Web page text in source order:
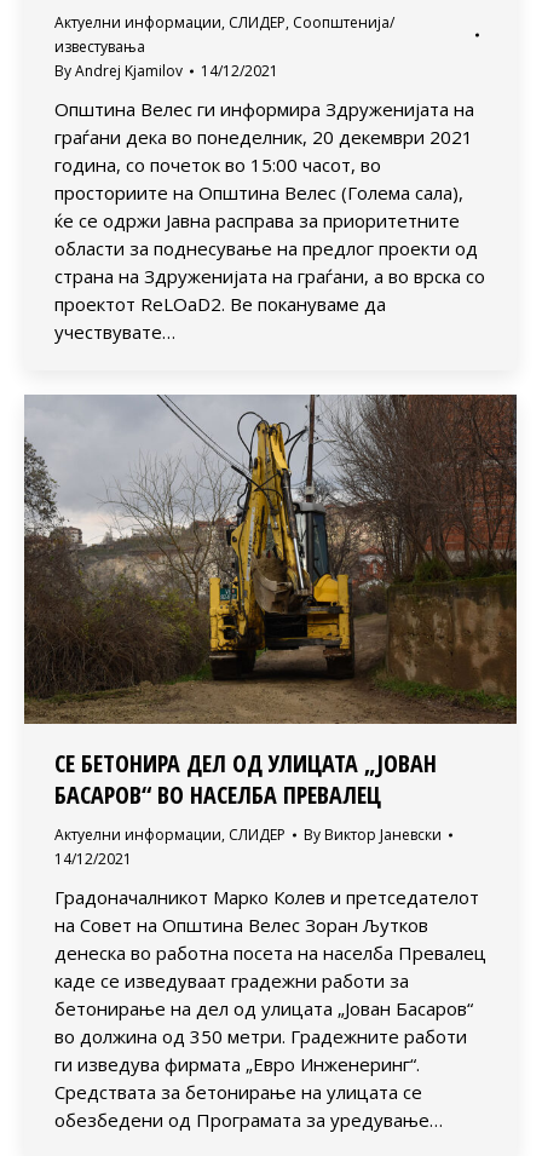
Актуелни информации, СЛИДЕР, Соопштенија/
известувања
ByAndrej Kjamilov 14/12/2021
Општина Велес ги информира Здруженијата на
граѓани дека во понеделник, 20 декември 2021
година, со почеток во 15:00 часот, во
просториите на Општина Велес (Голема сала),
ќе се одржи Јавна расправа за приоритетните
области за поднесување на предлог проекти од
страна на Здруженијата на граѓани, а во врска со
проектот ReLOaD2. Ве покануваме да
учествувате…
СЕ БЕТОНИРА ДЕЛ ОД УЛИЦАТА „ЈОВАН
БАСАРОВ“ ВО НАСЕЛБА ПРЕВАЛЕЦ
Актуелни информации, СЛИДЕР By Виктор Јаневски
14/12/2021
Градоначалникот Марко Колев и претседателот
на Совет на Општина Велес Зоран Љутков
денеска во работна посета на населба Превалец
каде се изведуваат градежни работи за
бетонирање на дел од улицата „Јован Басаров“
во должина од 350 метри. Градежните работи
ги изведува фирмата „Евро Инженеринг“.
Средствата за бетонирање на улицата се
обезбедени од Програмата за уредување…